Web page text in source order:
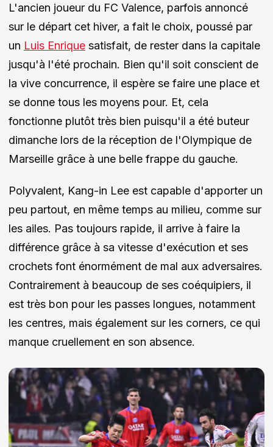
L'ancien joueur du FC Valence, parfois annoncé
sur le départ cet hiver, a fait le choix, poussé par
un Luis Enrique satisfait, de rester dans la capitale
jusqu'à l'été prochain. Bien qu'il soit conscient de
la vive concurrence, il espère se faire une place et
se donne tous les moyens pour. Et, cela
fonctionne plutôt très bien puisqu'il a été buteur
dimanche lors de la réception de l'Olympique de
Marseille grâce à une belle frappe du gauche.
Polyvalent, Kang-in Lee est capable d'apporter un
peu partout, en même temps au milieu, comme sur
les ailes. Pas toujours rapide, il arrive à faire la
différence grâce à sa vitesse d'exécution et ses
crochets font énormément de mal aux adversaires.
Contrairement à beaucoup de ses coéquipiers, il
est très bon pour les passes longues, notamment
les centres, mais également sur les corners, ce qui
manque cruellement en son absence.